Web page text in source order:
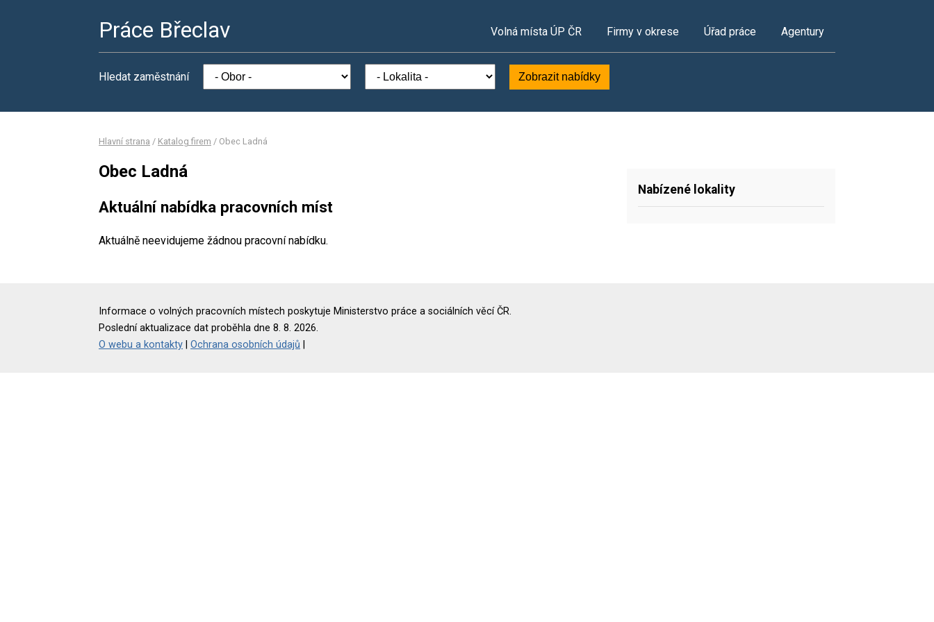
Práce Břeclav Volná místa ÚP ČR Firmy v okrese Úřad práce Agentury
Hledat zaměstnání Zobrazit nabídky
Hlavní strana / Katalog firem / Obec Ladná
Obec Ladná
Aktuální nabídka pracovních míst
Aktuálně neevidujeme žádnou pracovní nabídku.
Nabízené lokality
Informace o volných pracovních místech poskytuje Ministerstvo práce a sociálních věcí ČR.
Poslední aktualizace dat proběhla dne 8. 8. 2026.
O webu a kontakty
Ochrana osobních údajů